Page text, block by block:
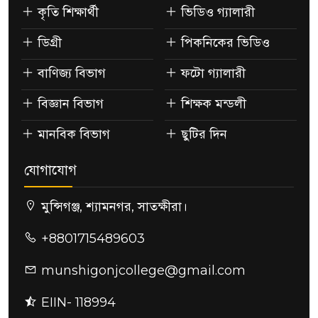
কৃতি শিক্ষার্থী
ডিগ্রী
বাণিজ্য বিভাগ
বিজ্ঞান বিভাগ
মানবিক বিভাগ
ভিডিও গ্যালারী
পিকনিকের ভিডিও
ফটো গ্যালারী
শিক্ষক মন্ডলী
ছুটির দিন
যোগাযোগ
মুন্সিগঞ্জ, শ্যামনগর, সাতক্ষীরা।
+8801715489603
munshigonjcollege@gmail.com
EIIN- 118994